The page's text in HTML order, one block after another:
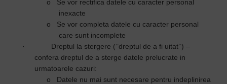
o
Se vor rectifica datele cu caracter personal
inexacte
o
Se vor completa datele cu caracter personal
care sunt incomplete
·
Dreptul la stergere (‘’dreptul de a fi uitat’’) –
confera dreptul de a sterge datele prelucrate in
urmatoarele cazuri:
o
Datele nu mai sunt necesare pentru indeplinirea